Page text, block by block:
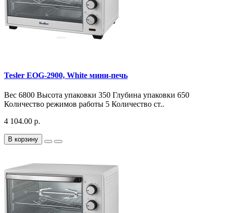
Tesler EOG-2900, White мини-печь
Вес 6800 Высота упаковки 350 Глубина упаковки 650
Количество режимов работы 5 Количество ст..
4 104.00 р.
В корзину